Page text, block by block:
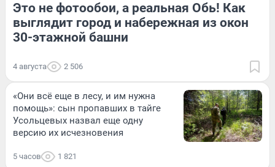
Это не фотообои, а реальная Обь! Как
выглядит город и набережная из окон
30-этажной башни
4 августа 2 506
«Они всё еще в лесу, и им нужна
помощь»: сын пропавших в тайге
Усольцевых назвал еще одну
версию их исчезновения
5 часов 1 821